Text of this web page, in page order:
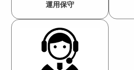
運用保守